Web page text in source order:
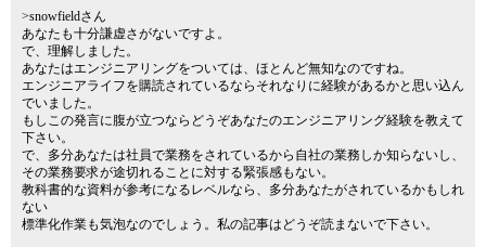
>snowfieldさん
あなたも十分謙虚さがないですよ。
で、理解しました。
あなたはエンジニアリングをついては、ほとんど無知なのですね。
エンジニアライフを購読されているならそれなりに経験があるかと思い込ん
でいました。
もしこの発言に腹が立つならどうぞあなたのエンジニアリング経験を教えて
下さい。
で、多分あなたは社員で業務をされているから自社の業務しか知らないし、
その業務要求が途切れることに対する緊張感もない。
教科書的な資料が参考になるレベルなら、多分あなたがされているかもしれ
ない
標準化作業も気泡なのでしょう。私の記事はどうぞ読まないで下さい。